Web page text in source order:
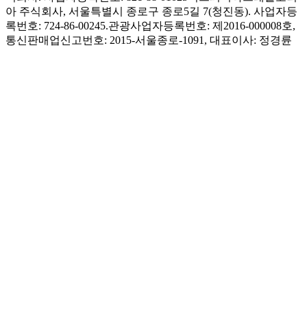
아 주식회사, 서울특별시 종로구 종로5길 7(청진동). 사업자등
록번호: 724-86-00245.관광사업자등록번호: 제2016-000008호,
통신판매업신고번호: 2015-서울종로-1091, 대표이사: 정경륜